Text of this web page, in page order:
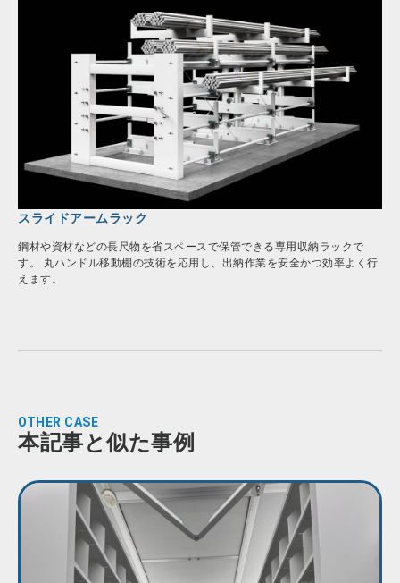
スライドアームラック
鋼材や資材などの長尺物を省スペースで保管できる専用収納ラックで
す。 丸ハンドル移動棚の技術を応用し、出納作業を安全かつ効率よく行
えます。
OTHER CASE
本記事と似た事例